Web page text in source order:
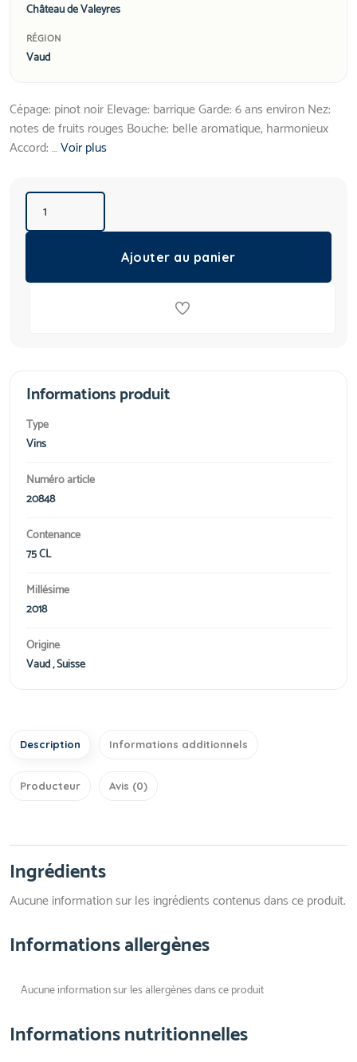
Château de Valeyres
RÉGION
Vaud
Cépage: pinot noir Elevage: barrique Garde: 6 ans environ Nez:
notes de fruits rouges Bouche: belle aromatique, harmonieux
Accord: …Voir plus
Ajouter au panier
Informations produit
Type
Vins
Numéro article
20848
Contenance
75 CL
Millésime
2018
Origine
Vaud , Suisse
Description Informations additionnels
Producteur Avis (0)
Ingrédients
Aucune information sur les ingrédients contenus dans ce produit.
Informations allergènes
Aucune information sur les allergènes dans ce produit
Informations nutritionnelles